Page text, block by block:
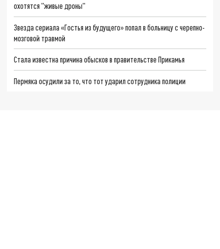
охотятся "живые дроны"
Звезда сериала «Гостья из будущего» попал в больницу с черепно-
мозговой травмой
Стала известна причина обысков в правительстве Прикамья
Пермяка осудили за то, что тот ударил сотрудника полиции